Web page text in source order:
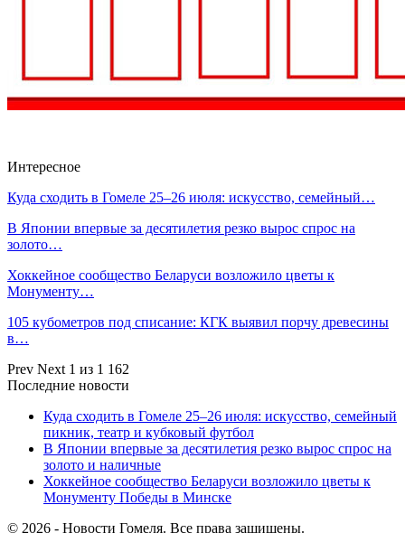
Интересное
Куда сходить в Гомеле 25–26 июля: искусство, семейный…
В Японии впервые за десятилетия резко вырос спрос на
золото…
Хоккейное сообщество Беларуси возложило цветы к
Монументу…
105 кубометров под списание: КГК выявил порчу древесины
в…
Prev Next 1 из 1 162
Последние новости
Куда сходить в Гомеле 25–26 июля: искусство, семейный
пикник, театр и кубковый футбол
В Японии впервые за десятилетия резко вырос спрос на
золото и наличные
Хоккейное сообщество Беларуси возложило цветы к
Монументу Победы в Минске
© 2026 - Новости Гомеля. Все права защищены.